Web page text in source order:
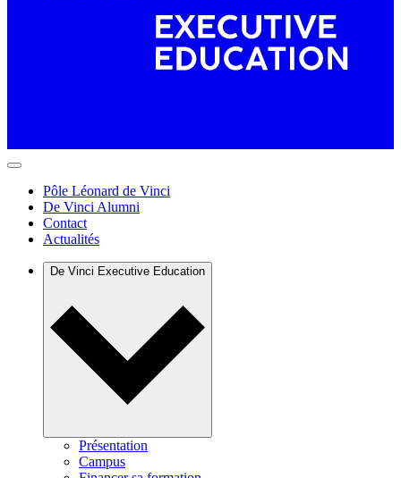
Pôle Léonard de Vinci
De Vinci Alumni
Contact
Actualités
De Vinci Executive Education
Présentation
Campus